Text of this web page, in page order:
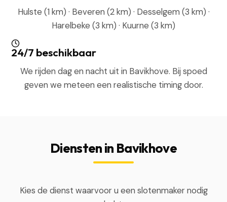
Hulste (1 km) · Beveren (2 km) · Desselgem (3 km) ·
Harelbeke (3 km) · Kuurne (3 km)
24/7 beschikbaar
We rijden dag en nacht uit in Bavikhove. Bij spoed
geven we meteen een realistische timing door.
Diensten in Bavikhove
Kies de dienst waarvoor u een slotenmaker nodig